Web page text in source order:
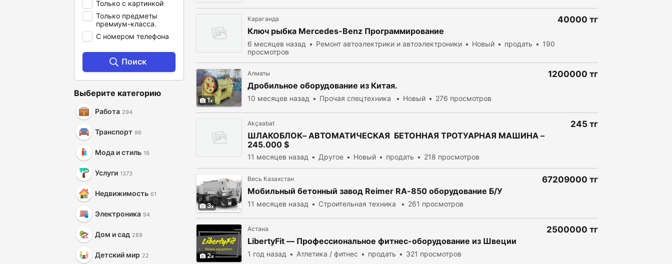
Только с картинкой
Только предметы
премиум-класса.
С номером телефона
Поиск
Выберите категорию
Работа 294
Транспорт 96
Мода и стиль 19
Услуги 1373
Недвижимость 61
Электроника 94
Дом и сад 289
Детский мир 22
Караганда
Ключ рыбка Mercedes-Benz Программирование
6 месяцев назад Ремонт автоэлектрики и автоэлектроники Новый продать
190
просмотров
40000 тг
1
Алматы
Дробильное оборудование из Китая.
10 месяцев назад Прочая спецтехника Новый 276 просмотров
1200000 тг
Akçaabat
ШЛАКОБЛОК– АВТОМАТИЧЕСКАЯ БЕТОННАЯ ТРОТУАРНАЯ МАШИНА –
245.000 $
11 месяцев назад Другое Новый продать 218 просмотров
245 тг
3
Весь Казахстан
Мобильный бетонный завод Reimer RA-850 оборудование Б/У
11 месяцев назад Строительная техника 261 просмотров
67209000 тг
2
Астана
LibertyFit — Профессиональное фитнес-оборудование из Швеции
1 год назад Атлетика / фитнес продать 321 просмотров
2500000 тг